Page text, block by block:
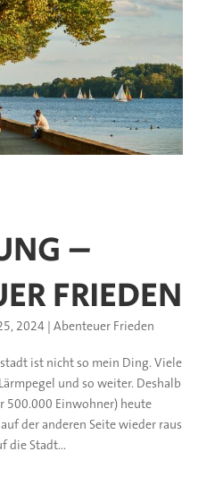
–
FRIEDEN
2024| Abenteuer Frieden
ist nicht so mein Ding. Viele
und so weiter. Deshalb
500.000 Einwohner) heute
der anderen Seite wieder raus
die Stadt...